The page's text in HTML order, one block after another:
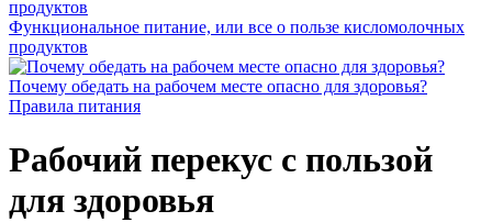
Функциональное питание, или все о пользе кисломолочных
продуктов
Почему обедать на рабочем месте опасно для здоровья?
Правила питания
Рабочий перекус с пользой
для здоровья